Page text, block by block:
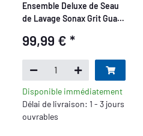
Ensemble Deluxe de Seau
de Lavage Sonax Grit Guard
- 9 pièces
99,99 €*
Disponible immédiatement
Délai de livraison: 1 - 3 jours
ouvrables